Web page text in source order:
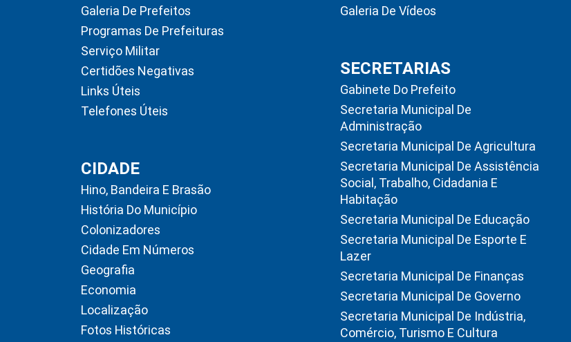
Galeria De Prefeitos
Programas De Prefeituras
Serviço Militar
Certidões Negativas
Links Úteis
Telefones Úteis
CIDADE
Hino, Bandeira E Brasão
História Do Município
Colonizadores
Cidade Em Números
Geografia
Economia
Localização
Fotos Históricas
Galeria De Vídeos
SECRETARIAS
Gabinete Do Prefeito
Secretaria Municipal De
Administração
Secretaria Municipal De Agricultura
Secretaria Municipal De Assistência
Social, Trabalho, Cidadania E
Habitação
Secretaria Municipal De Educação
Secretaria Municipal De Esporte E
Lazer
Secretaria Municipal De Finanças
Secretaria Municipal De Governo
Secretaria Municipal De Indústria,
Comércio, Turismo E Cultura